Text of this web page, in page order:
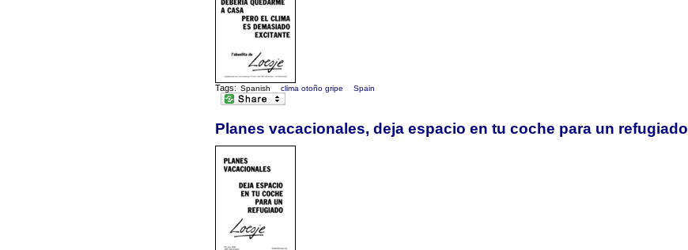
Tags: Spanish clima otoño gripe Spain
Planes vacacionales, deja espacio en tu coche para un refugiado